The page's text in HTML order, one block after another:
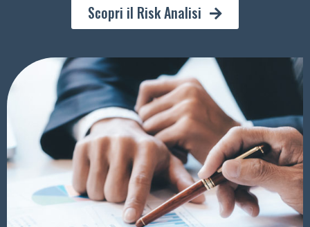
Scopri il Risk Analisi